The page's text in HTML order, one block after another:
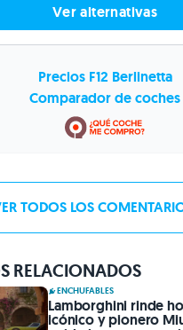
Ver alternativas
Precios F12 Berlinetta
Comparador de coches
TODOS LOS
RELACIONADOS
ENCHUFABLES
Lamborghini rinde
icónico y pionero